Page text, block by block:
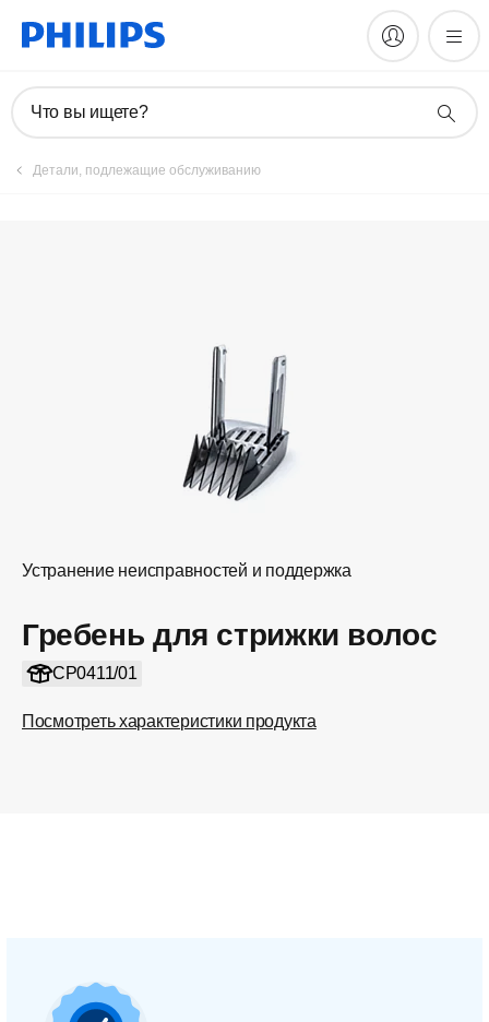
Что вы ищете?
Детали, подлежащие обслуживанию
Устранение неисправностей и поддержка
Гребень для стрижки волос
CP0411/01
Посмотреть характеристики продукта
Аксессуары